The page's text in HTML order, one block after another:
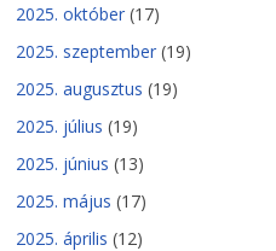
2025. október (17)
2025. szeptember (19)
2025. augusztus (19)
2025. július (19)
2025. június (13)
2025. május (17)
2025. április (12)